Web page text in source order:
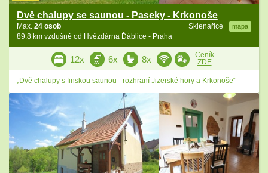
Dvě chalupy se saunou - Paseky - Krkonoše
Sklenařice mapa
Max. 24 osob
89.8 km vzdušně od Hvězdárna Ďáblice - Praha
12x 6x 8x
Ceník
ZDE
„Dvě chalupy s finskou saunou - rozhraní Jizerské hory a Krkonoše“